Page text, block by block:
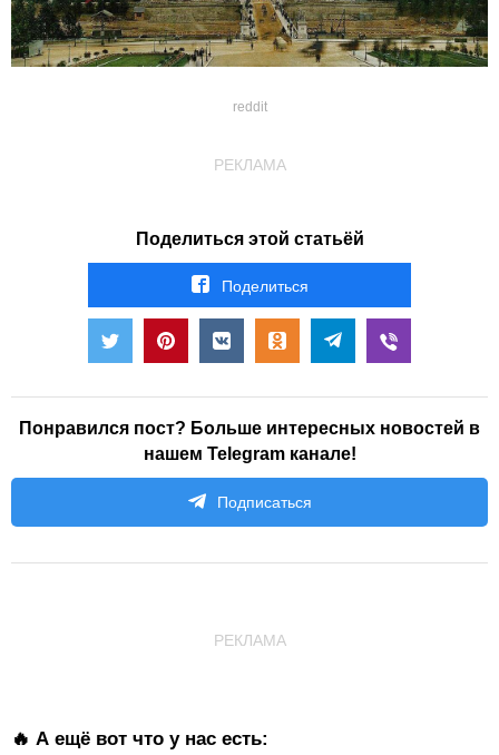
reddit
РЕКЛАМА
Поделиться этой статьёй
Поделиться
Понравился пост? Больше интересных новостей в
нашем Telegram канале!
Подписаться
РЕКЛАМА
🔥 А ещё вот что у нас есть: